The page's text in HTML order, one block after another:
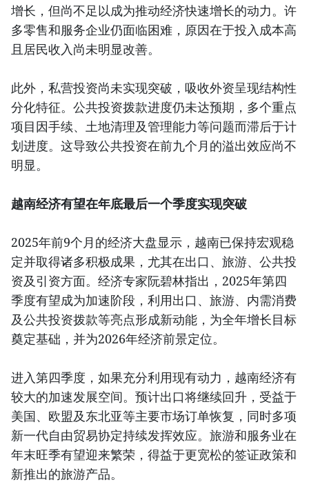
增长，但尚不足以成为推动经济快速增长的动力。许
多零售和服务企业仍面临困难，原因在于投入成本高
且居民收入尚未明显改善。
此外，私营投资尚未实现突破，吸收外资呈现结构性
分化特征。公共投资拨款进度仍未达预期，多个重点
项目因手续、土地清理及管理能力等问题而滞后于计
划进度。这导致公共投资在前九个月的溢出效应尚不
明显。
越南经济有望在年底最后一个季度实现突破
2025年前9个月的经济大盘显示，越南已保持宏观稳
定并取得诸多积极成果，尤其在出口、旅游、公共投
资及引资方面。经济专家阮碧林指出，2025年第四
季度有望成为加速阶段，利用出口、旅游、内需消费
及公共投资拨款等亮点形成新动能，为全年增长目标
奠定基础，并为2026年经济前景定位。
进入第四季度，如果充分利用现有动力，越南经济有
较大的加速发展空间。预计出口将继续回升，受益于
美国、欧盟及东北亚等主要市场订单恢复，同时多项
新一代自由贸易协定持续发挥效应。旅游和服务业在
年末旺季有望迎来繁荣，得益于更宽松的签证政策和
新推出的旅游产品。